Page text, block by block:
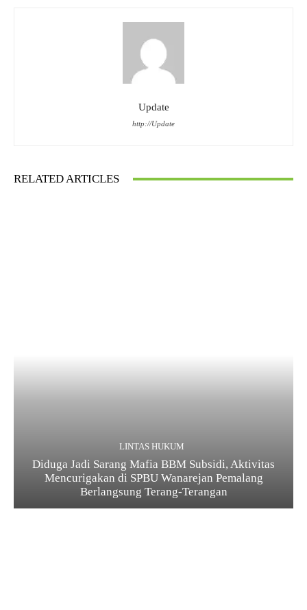
Update
http://Update
RELATED ARTICLES
LINTAS HUKUM
Diduga Jadi Sarang Mafia BBM Subsidi, Aktivitas
Mencurigakan di SPBU Wanarejan Pemalang
Berlangsung Terang-Terangan